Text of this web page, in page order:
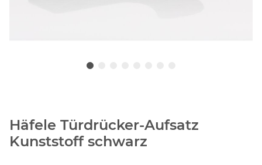
Häfele Türdrücker-Aufsatz
Kunststoff schwarz